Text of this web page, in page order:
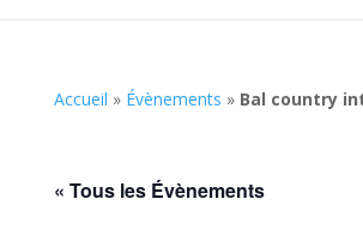
Accueil » Évènements » Bal country
« Tous les Évènements